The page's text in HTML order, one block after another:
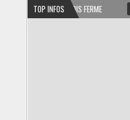
TOP INFOS
3 MOIS FERME 2026-06-30